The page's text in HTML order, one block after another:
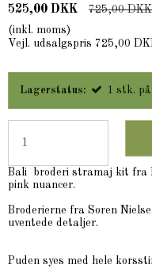
525,00 DKK
725,00 DKK
(inkl. moms)
Vejl. udsalgspris 725,00
Lagerstatus: 1 stk.
Bali broderi stramaj kit fra
pink nuancer.
Broderierne fra Søren
uventede detaljer.
Puden syes med hele